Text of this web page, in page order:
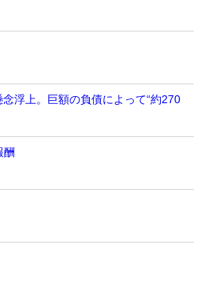
浮上。巨額の負債によって“約270
酬